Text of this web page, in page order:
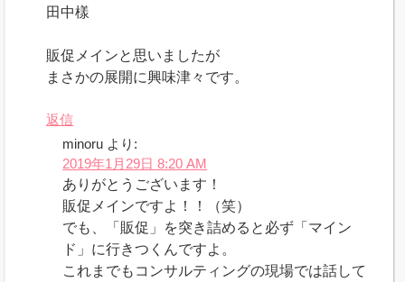
田中樣
販促メインと思いましたが
まさかの展開に興味津々です。
返信
minoru より:
2019年1月29日 8:20 AM
ありがとうございます！
販促メインですよ！！（笑）
でも、「販促」を突き詰めると必ず「マイン
ド」に行きつくんですよ。
これまでもコンサルティングの現場では話して